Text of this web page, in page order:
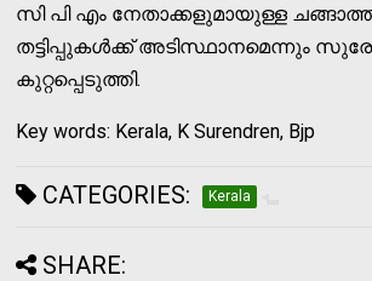
സി പി എം നേതാക്കളുമായുള്ള
തട്ടിപ്പുകള്‍ക്ക് അടിസ്ഥാനമെന്നും
കുറ്റപ്പെടുത്തി.
Key words: Kerala, K Surendren, Bjp
CATEGORIES: Kerala
SHARE: